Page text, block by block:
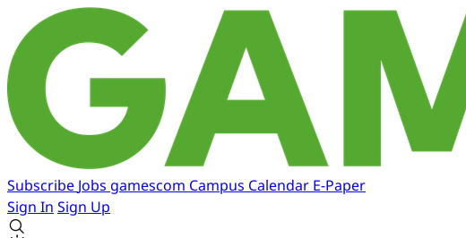
Subscribe Jobs gamescom Campus Calendar E-Paper
Sign In Sign Up